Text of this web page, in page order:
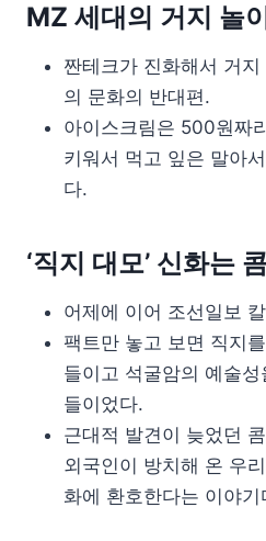
MZ 세대의 거지 놀이
짠테크가 진화해서 거
의 문화의 반대편.
아이스크림은 500원짜
키워서 먹고 잎은 말아
다.
‘직지 대모’ 신화는
어제에 이어 조선일보
팩트만 놓고 보면 직지
들이고 석굴암의 예술
들이었다.
근대적 발견이 늦었던
외국인이 방치해 온 우
화에 환호한다는 이야기